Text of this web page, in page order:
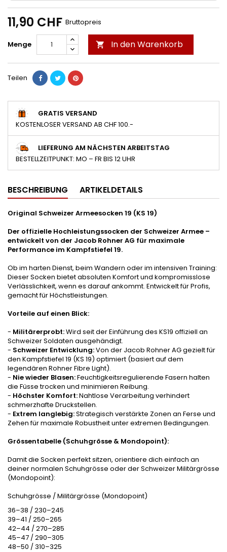
11,90 CHF Bruttopreis
Menge  In den Warenkorb
Teilen
GRATIS VERSAND
KOSTENLOSER VERSAND AB CHF 100.-
LIEFERUNG AM NÄCHSTEN ARBEITSTAG
BESTELLZEITPUNKT: MO – FR BIS 12 UHR
BESCHREIBUNG ARTIKELDETAILS
Original Schweizer Armeesocken 19 (KS 19)
Der offizielle Hochleistungssocken der Schweizer Armee –
entwickelt von der Jacob Rohner AG für maximale
Performance im Kampfstiefel 19.
Ob im harten Dienst, beim Wandern oder im intensiven Training:
Dieser Socken bietet absoluten Komfort und kompromisslose
Verlässlichkeit, wenn es darauf ankommt. Entwickelt für Profis,
gemacht für Höchstleistungen.
Vorteile auf einen Blick:
- Militärerprobt:Wird seit der Einführung des KS19 offiziell an
Schweizer Soldaten ausgehändigt.
- Schweizer Entwicklung:Von der Jacob Rohner AG gezielt für
den Kampfstiefel 19 (KS 19) optimiert (basiert auf dem
legendären Rohner Fibre Light).
- Nie wieder Blasen:Feuchtigkeitsregulierende Fasern halten
die Füsse trocken und minimieren Reibung.
- Höchster Komfort:Nahtlose Verarbeitung verhindert
schmerzhafte Druckstellen.
- Extrem langlebig:Strategisch verstärkte Zonen an Ferse und
Zehen für maximale Robustheit unter extremen Bedingungen.
Grössentabelle (Schuhgrösse & Mondopoint):
Damit die Socken perfekt sitzen, orientiere dich einfach an
deiner normalen Schuhgrösse oder der Schweizer Militärgrösse
(Mondopoint):
Schuhgrösse / Militärgrösse (Mondopoint)
36–38 / 230–245
39–41 / 250–265
42–44 / 270–285
45–47 / 290–305
48–50 / 310–325